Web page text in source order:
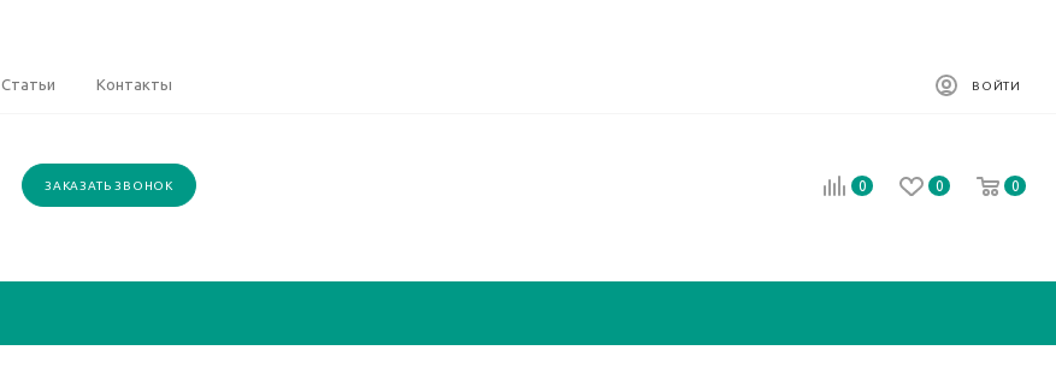
Статьи Контакты ВОЙТИ
ЗАКАЗАТЬ ЗВОНОК 0 0 0